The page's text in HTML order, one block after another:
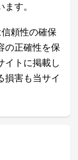
す。
頼性の確保
の正確性を保
イトに掲載し
損害も当サイ